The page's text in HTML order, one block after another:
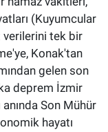
(Kuyumcular
verilerini tek bir
Konak'tan
gelen son
deprem İzmir
Son Mühür
hayatı